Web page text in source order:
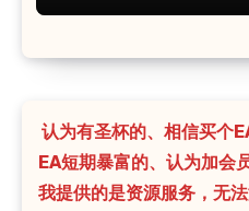
认为有圣杯的、相信买个
EA短期暴富的、认为加会
我提供的是资源服务，无